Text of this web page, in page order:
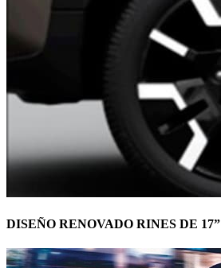
DISEÑO RENOVADO RINES DE 17”